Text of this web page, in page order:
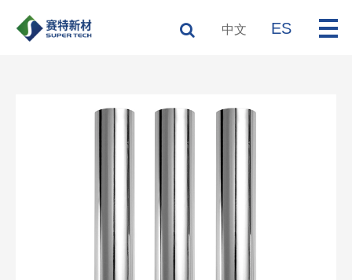
中文 ES